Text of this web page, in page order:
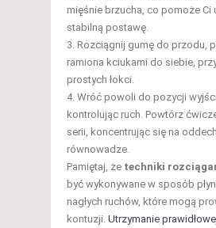
mięśnie brzucha, co pomoże Ci
stabilną postawę.
Rozciągnij gumę do przodu,
ramiona kciukami do siebie,
prostych łokci.
Wróć powoli do pozycji
kontrolując ruch. Powtórz
serii, koncentrując się na
równowadze.
Pamiętaj, że techniki
być wykonywane w sposób
nagłych ruchów, które mogą
kontuzji. Utrzymanie